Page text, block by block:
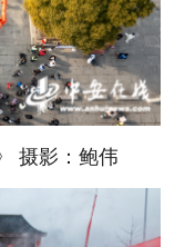
摄影：鲍伟